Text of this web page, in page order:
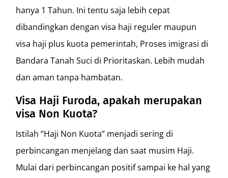
hanya 1 Tahun. Ini tentu saja lebih cepat
dibandingkan dengan visa haji reguler maupun
visa haji plus kuota pemerintah, Proses imigrasi di
Bandara Tanah Suci di Prioritaskan. Lebih mudah
dan aman tanpa hambatan.
Visa Haji Furoda, apakah merupakan
visa Non Kuota?
Istilah “Haji Non Kuota” menjadi sering di
perbincangan menjelang dan saat musim Haji.
Mulai dari perbincangan positif sampai ke hal yang